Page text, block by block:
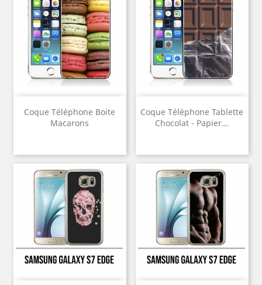
Coque Téléphone Boite
Macarons
Coque Téléphone Tablette
Chocolat - Papier...